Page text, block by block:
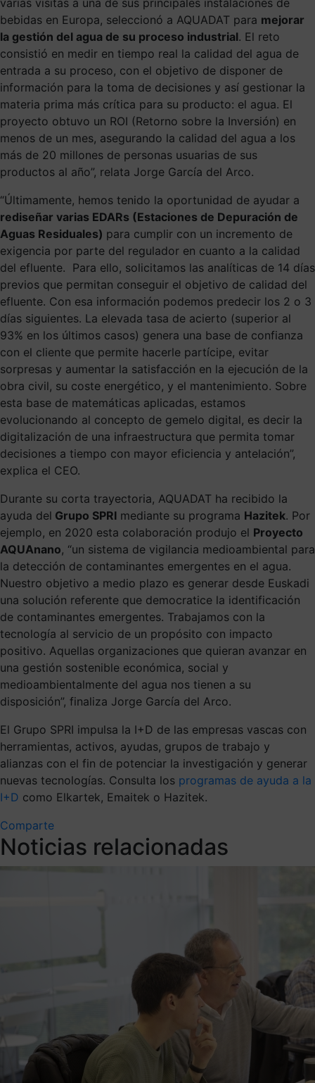
bebidas en Europa, seleccionó a AQUADAT para mejorar
la gestión del agua de su proceso industrial. El reto
consistió en medir en tiempo real la calidad del agua de
entrada a su proceso, con el objetivo de disponer de
información para la toma de decisiones y así gestionar la
materia prima más crítica para su producto: el agua. El
proyecto obtuvo un ROI (Retorno sobre la Inversión) en
menos de un mes, asegurando la calidad del agua a los
más de 20 millones de personas usuarias de sus
productos al año”, relata Jorge García del Arco.
“Últimamente, hemos tenido la oportunidad de ayudar a
rediseñar varias EDARs (Estaciones de Depuración de
Aguas Residuales) para cumplir con un incremento de
exigencia por parte del regulador en cuanto a la calidad
del efluente. Para ello, solicitamos las analíticas de 14 días
previos que permitan conseguir el objetivo de calidad del
efluente. Con esa información podemos predecir los 2 o 3
días siguientes. La elevada tasa de acierto (superior al
93% en los últimos casos) genera una base de confianza
con el cliente que permite hacerle partícipe, evitar
sorpresas y aumentar la satisfacción en la ejecución de la
obra civil, su coste energético, y el mantenimiento. Sobre
esta base de matemáticas aplicadas, estamos
evolucionando al concepto de gemelo digital, es decir la
digitalización de una infraestructura que permita tomar
decisiones a tiempo con mayor eficiencia y antelación”,
explica el CEO.
Durante su corta trayectoria, AQUADAT ha recibido la
ayuda del Grupo SPRI mediante su programa Hazitek. Por
ejemplo, en 2020 esta colaboración produjo el Proyecto
AQUAnano, “un sistema de vigilancia medioambiental para
la detección de contaminantes emergentes en el agua.
Nuestro objetivo a medio plazo es generar desde Euskadi
una solución referente que democratice la identificación
de contaminantes emergentes. Trabajamos con la
tecnología al servicio de un propósito con impacto
positivo. Aquellas organizaciones que quieran avanzar en
una gestión sostenible económica, social y
medioambientalmente del agua nos tienen a su
disposición”, finaliza Jorge García del Arco.
El Grupo SPRI impulsa la I+D de las empresas vascas con
herramientas, activos, ayudas, grupos de trabajo y
alianzas con el fin de potenciar la investigación y generar
nuevas tecnologías. Consulta los programas de ayuda a la
I+D como Elkartek, Emaitek o Hazitek.
Comparte
Noticias relacionadas